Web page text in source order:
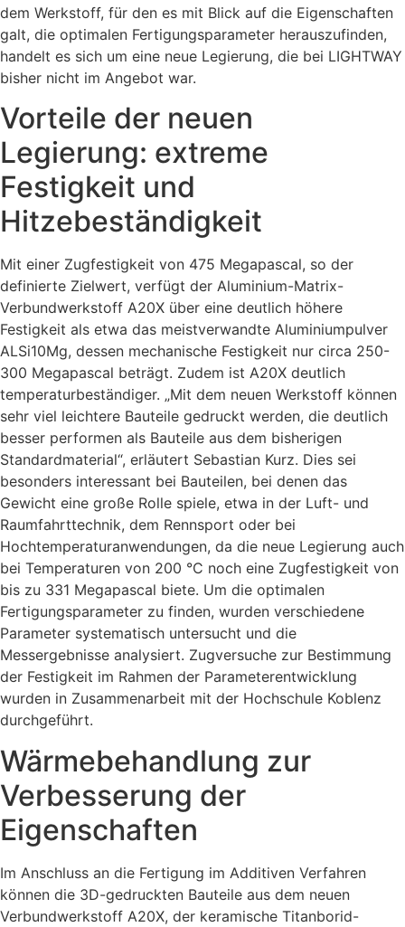
dem Werkstoff, für den es mit Blick auf die Eigenschaften
galt, die optimalen Fertigungsparameter herauszufinden,
handelt es sich um eine neue Legierung, die bei LIGHTWAY
bisher nicht im Angebot war.
Vorteile der neuen
Legierung: extreme
Festigkeit und
Hitzebeständigkeit
Mit einer Zugfestigkeit von 475 Megapascal, so der
definierte Zielwert, verfügt der Aluminium-Matrix-
Verbundwerkstoff A20X über eine deutlich höhere
Festigkeit als etwa das meistverwandte Aluminiumpulver
ALSi10Mg, dessen mechanische Festigkeit nur circa 250-
300 Megapascal beträgt. Zudem ist A20X deutlich
temperaturbeständiger. „Mit dem neuen Werkstoff können
sehr viel leichtere Bauteile gedruckt werden, die deutlich
besser performen als Bauteile aus dem bisherigen
Standardmaterial“, erläutert Sebastian Kurz. Dies sei
besonders interessant bei Bauteilen, bei denen das
Gewicht eine große Rolle spiele, etwa in der Luft- und
Raumfahrttechnik, dem Rennsport oder bei
Hochtemperaturanwendungen, da die neue Legierung auch
bei Temperaturen von 200 °C noch eine Zugfestigkeit von
bis zu 331 Megapascal biete. Um die optimalen
Fertigungsparameter zu finden, wurden verschiedene
Parameter systematisch untersucht und die
Messergebnisse analysiert. Zugversuche zur Bestimmung
der Festigkeit im Rahmen der Parameterentwicklung
wurden in Zusammenarbeit mit der Hochschule Koblenz
durchgeführt.
Wärmebehandlung zur
Verbesserung der
Eigenschaften
Im Anschluss an die Fertigung im Additiven Verfahren
können die 3D-gedruckten Bauteile aus dem neuen
Verbundwerkstoff A20X, der keramische Titanborid-